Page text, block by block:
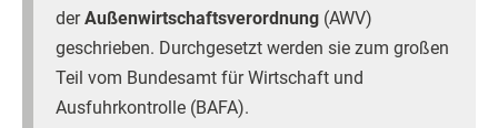
derAußenwirtschaftsverordnung (AWV)
geschrieben. Durchgesetzt werden sie zum großen
Teil vom Bundesamt für Wirtschaft und
Ausfuhrkontrolle (BAFA).